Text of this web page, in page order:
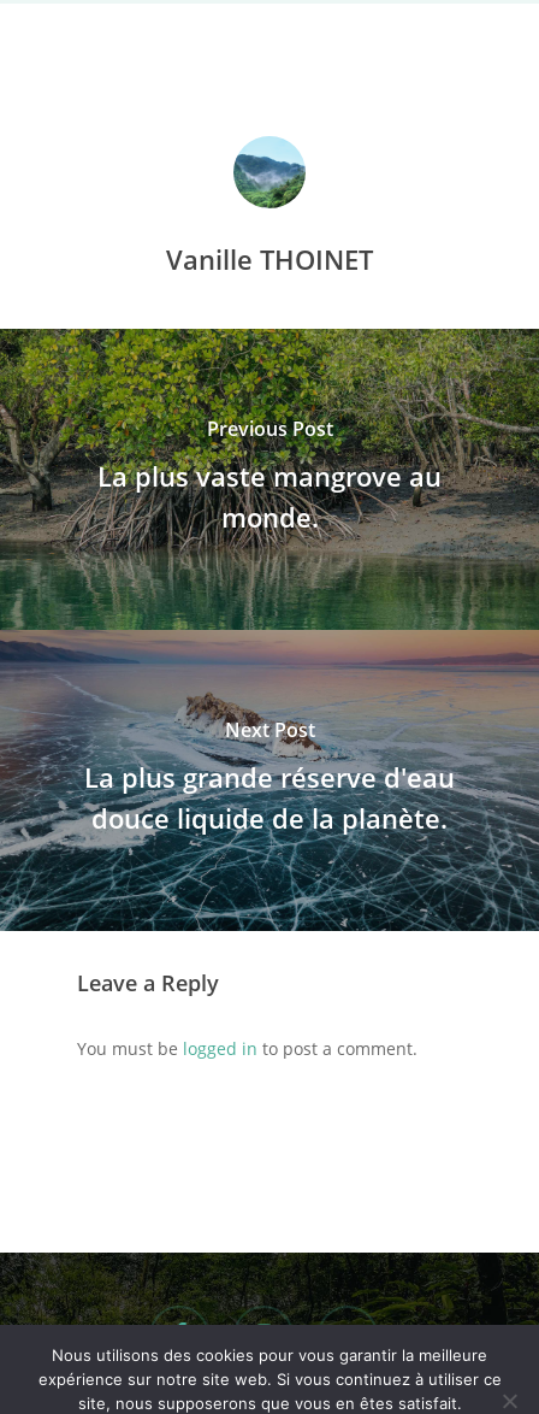
Vanille THOINET
Previous Post
La plus vaste mangrove au
monde.
Next Post
La plus grande réserve d'eau
douce liquide de la planète.
Leave a Reply
You must be logged in to post a comment.
facebook instagramemail
Nous utilisons des cookies pour vous garantir la meilleure
expérience sur notre site web. Si vous continuez à utiliser ce
site, nous supposerons que vous en êtes satisfait.